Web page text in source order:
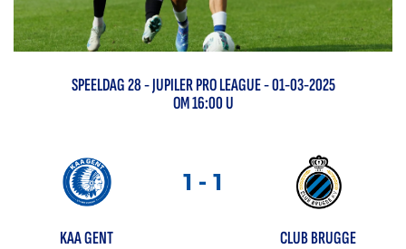
SPEELDAG28-JUPILER PRO LEAGUE- 01-03-2025
OM 16:00 U
1 - 1
KAA GENT CLUB BRUGGE